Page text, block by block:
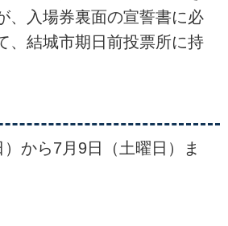
、入場券裏面の宣誓書に必
、結城市期日前投票所に持
から7月9日（土曜日）ま